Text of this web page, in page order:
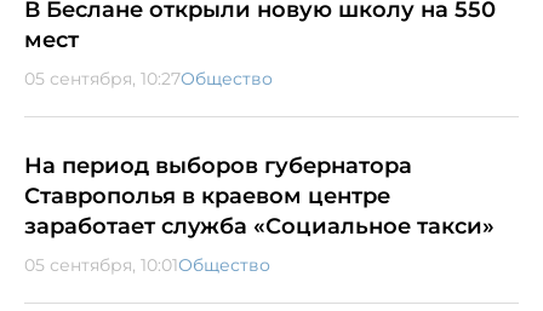
В Беслане открыли новую школу на 550
мест
05 сентября, 10:27Общество
На период выборов губернатора
Ставрополья в краевом центре
заработает служба «Социальное такси»
05 сентября, 10:01Общество